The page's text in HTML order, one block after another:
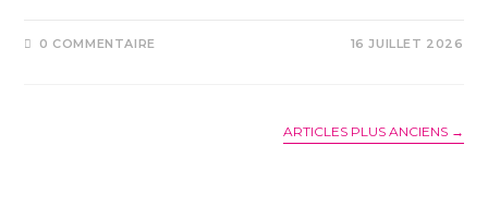
0 COMMENTAIRE 16 JUILLET 2026
ARTICLES PLUS ANCIENS →